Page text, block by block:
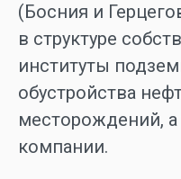
(Босния и
в структуре
институты
обустройства
месторождений,
компании.